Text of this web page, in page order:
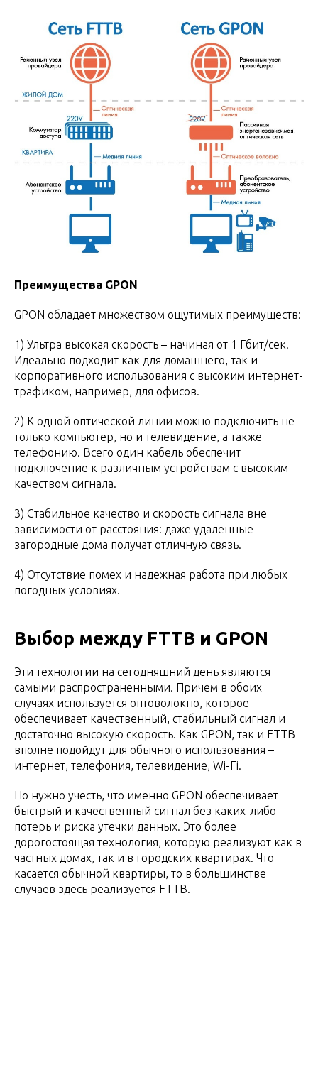
Преимущества GPON
GPON обладает множеством ощутимых преимуществ:
1) Ультра высокая скорость – начиная от 1 Гбит/сек.
Идеально подходит как для домашнего, так и
корпоративного использования с высоким интернет-
трафиком, например, для офисов.
2) К одной оптической линии можно подключить не
только компьютер, но и телевидение, а также
телефонию. Всего один кабель обеспечит
подключение к различным устройствам с высоким
качеством сигнала.
3) Стабильное качество и скорость сигнала вне
зависимости от расстояния: даже удаленные
загородные дома получат отличную связь.
4) Отсутствие помех и надежная работа при любых
погодных условиях.
Выбор между FTTB и GPON
Эти технологии на сегодняшний день являются
самыми распространенными. Причем в обоих
случаях используется оптоволокно, которое
обеспечивает качественный, стабильный сигнал и
достаточно высокую скорость. Как GPON, так и FTTB
вполне подойдут для обычного использования –
интернет, телефония, телевидение, Wi-Fi.
Но нужно учесть, что именно GPON обеспечивает
быстрый и качественный сигнал без каких-либо
потерь и риска утечки данных. Это более
дорогостоящая технология, которую реализуют как в
частных домах, так и в городских квартирах. Что
касается обычной квартиры, то в большинстве
случаев здесь реализуется FTTB.